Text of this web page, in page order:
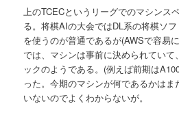
上のTCECというリーグでのマシンス
る。将棋AIの大会ではDL系の将棋ソ
を使うのが普通であるが(AWSで容易
では、マシンは事前に決められてい
ックのようである。(例えば前期は
った。今期のマシンが何であるかは
いないのでよくわからないが。